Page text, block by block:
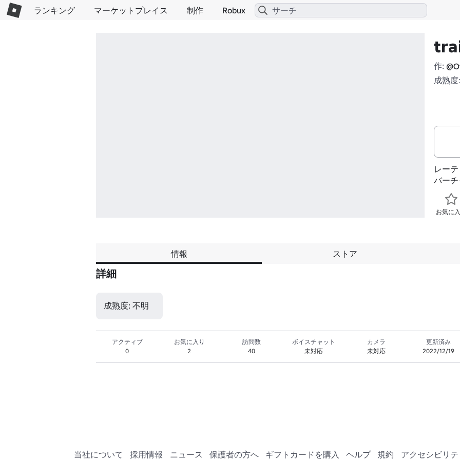
ランキング マーケットプレイス 制作 Robux
作:
成熟
レー
バー
お気に
情報 ストア
詳細
成熟度: 不明
アクティブ
0
お気に入り
2
訪問数
40
ボイスチャット
未対応
カメラ
未対応
更新済み
2022/12/19
当社について 採用情報 ニュース 保護者の方へ ギフトカードを購入 ヘルプ 規約 アクセシビリ